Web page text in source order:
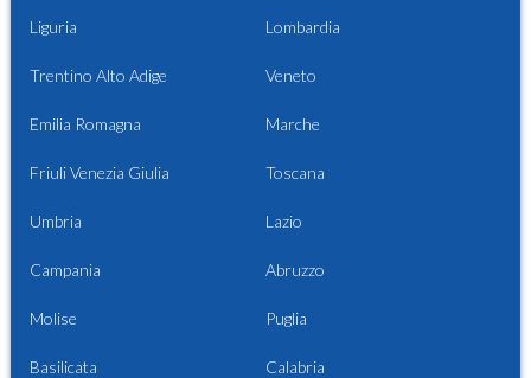
Liguria Lombardia
Trentino Alto Adige Veneto
Emilia Romagna Marche
Friuli Venezia Giulia Toscana
Umbria Lazio
Campania Abruzzo
Molise Puglia
Basilicata Calabria